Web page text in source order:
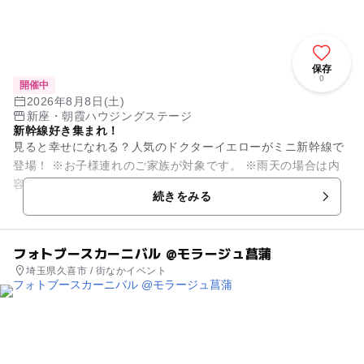
保存
0
開催中
2026年8月8日(土)
新座・朝霞ハウジングステージ
新幹線好き集まれ！
見ると幸せになれる？人気のドクターイエローがミニ新幹線で
登場！ ※お子様連れのご家族が対象です。 ※雨天の場合は内
容を変更して開催いたします。
続きをみる
フォトブースカーニバル @モラージュ菖蒲
埼玉県久喜市 / 街なかイベント